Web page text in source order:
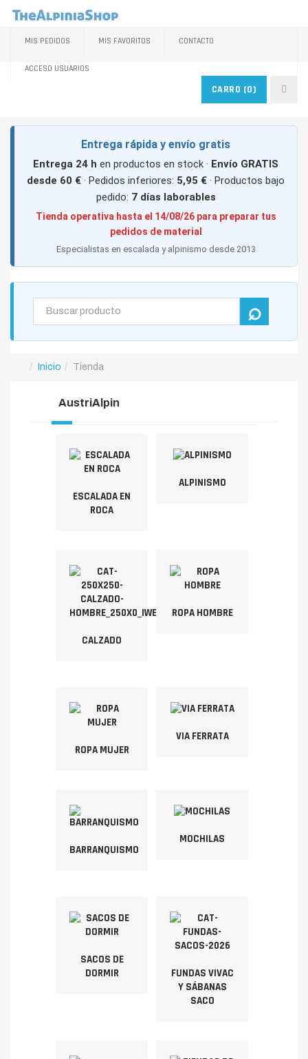
MIS PEDIDOS MIS FAVORITOS CONTACTO
ACCESO USUARIOS
CARRO (0)
Entrega rápida y envío gratis
Entrega 24 h en productos en stock · Envío GRATIS
desde 60 € · Pedidos inferiores: 5,95 € · Productos bajo
pedido: 7 días laborables
Tienda operativa hasta el 14/08/26 para preparar tus
pedidos de material
Especialistas en escalada y alpinismo desde 2013
Inicio Tienda
AustriAlpin
ESCALADA EN
ROCA
ALPINISMO
CALZADO
ROPA HOMBRE
ROPA MUJER
VIA FERRATA
BARRANQUISMO
MOCHILAS
SACOS DE
DORMIR
FUNDAS VIVAC
Y SÁBANAS
SACO